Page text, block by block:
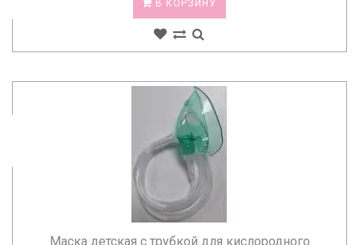
В КОРЗИНУ
Маска детская с трубкой для кислородного